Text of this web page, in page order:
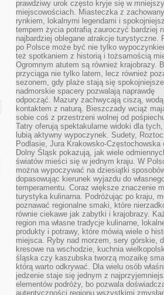
prawdziwy urok często kryje się w
miejscowościach. Miasteczka z
rynkiem, lokalnymi legendami i
tempem życia potrafią zauroczyć bardziej
najbardziej oblegane atrakcje turystyczne.
po Polsce może być nie tylko
też spotkaniem z historią i tożsamością
Ogromnym atutem są również krajobrazy.
przyciąga nie tylko latem, lecz również
sezonem, gdy plaże stają się
nadmorskie spacery pozwalają naprawdę
odpocząć. Mazury zachwycają ciszą,
kontaktem z naturą. Bieszczady wciąż
sobie coś z przestrzeni wolnej od
Tatry oferują spektakularne widoki dla
lubią aktywny wypoczynek. Sudety,
Podlasie, Jura Krakowsko-Częstochowska
Dolny Śląsk pokazują, jak wiele
światów mieści się w jednym kraju. W
można wypoczywać na dziesiątki
dopasowując kierunek wyjazdu do
temperamentu. Coraz większe znaczenie
turystyka kulinarna. Podróżując po kraju,
poznawać regionalne smaki, które
równie ciekawe jak zabytki i krajobrazy.
region ma własne tradycje kulinarne,
produkty i potrawy, które mówią wiele o
miejsca. Ryby nad morzem, sery górskie,
kresowe na wschodzie, kuchnia
śląska czy kaszubska tworzą mozaikę
którą warto odkrywać. Dla wielu osób
jedzenie staje się jednym z
elementów podróży, bo pozwala
autentyczności regionu wszystkimi